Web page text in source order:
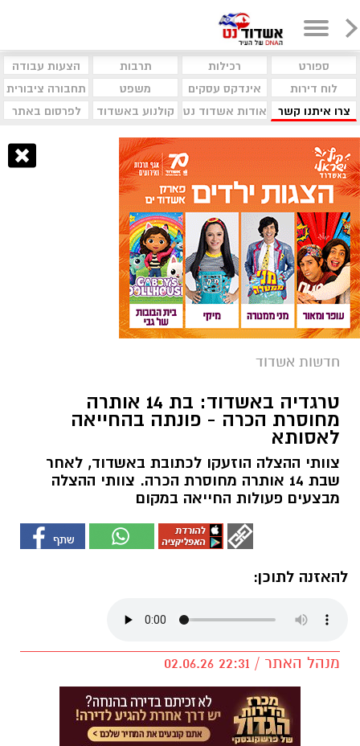
ספורט רכילות תרבות
הצעות עבודה
לוח דירות
אינדקס עסקים משפט
תחבורה ציבורית
צרו איתנו קשר
אודות אשדוד נט קולנוע באשדוד לפרסום באתר
חדשות אשדוד
טרגדיה באשדוד: בת 14 אותרה
מחוסרת הכרה - פונתה בהחייאה
לאסותא
צוותי ההצלה הוזעקו לכתובת באשדוד, לאחר
שבת 14 אותרה מחוסרת הכרה. צוותי ההצלה
מבצעים פעולות החייאה במקום
להאזנה לתוכן:
מנהל האתר / 22:31 02.06.26